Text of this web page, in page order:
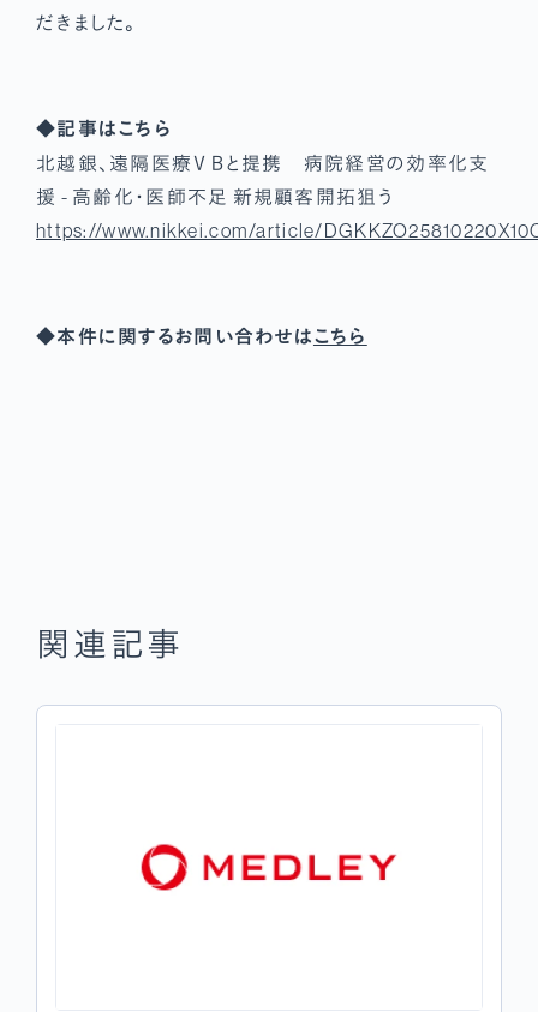
だきました。
◆記事はこちら
北越銀、遠隔医療ＶＢと提携 病院経営の効率化支
援 - 高齢化・医師不足 新規顧客開拓狙う
https://www.nikkei.com/article/
◆本件に関するお問い合わせはこちら
関連記事